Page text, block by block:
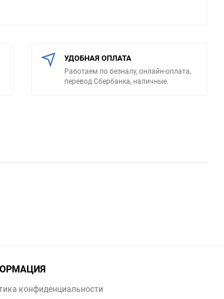
УДОБНАЯ ОПЛАТА
Работаем по безналу, онлайн-оплата,
перевод Сбербанка, наличные.
конфиденциальности